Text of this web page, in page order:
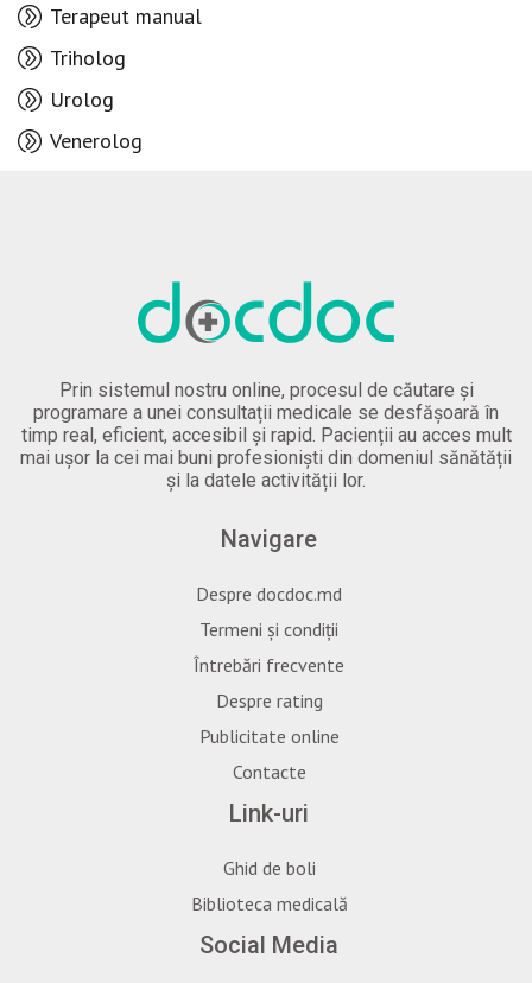
Terapeut manual
Triholog
Urolog
Venerolog
Prin sistemul nostru online, procesul de căutare și
programare a unei consultații medicale se desfășoară în
timp real, eficient, accesibil și rapid. Pacienții au acces mult
mai ușor la cei mai buni profesioniști din domeniul sănătății
și la datele activității lor.
Navigare
Despre docdoc.md
Termeni și condiții
Întrebări frecvente
Despre rating
Publicitate online
Contacte
Link-uri
Ghid de boli
Biblioteca medicală
Social Media